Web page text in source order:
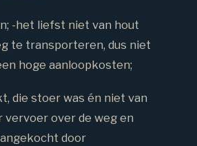
-het liefst niet van hout
te transporteren, dus niet
hoge aanloopkosten;
die stoer was én niet van
over de weg en
door